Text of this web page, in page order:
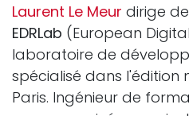
Laurent Le Meur dirige
EDRLab (European
laboratoire de
spécialisé dans l'édition
Paris. Ingénieur de